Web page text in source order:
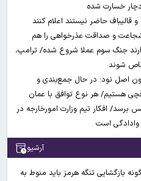
دچار خسارت شده
حاضر نیستند اعلام کنند
شجاعت و صداقت عذرخواهی را هم
جنگ سوم عملا شروع شده/ ترامپ،
شوند
اصل نود: در حال جمع‌بندی و
هستیم/ هر نوع توافق با عمان
برسد/ افکار تیم وزارت امورخارجه در
وادادگی است
آرشیو
بازگشایی تنگه هرمز باید منوط به